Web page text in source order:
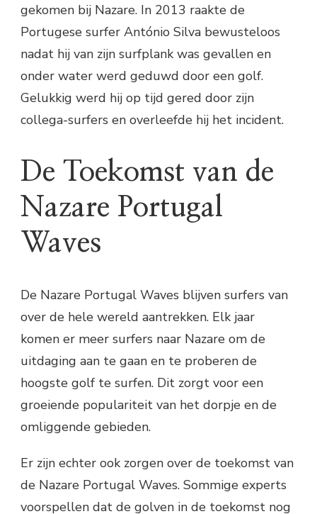
gekomen bij Nazare. In 2013 raakte de
Portugese surfer António Silva bewusteloos
nadat hij van zijn surfplank was gevallen en
onder water werd geduwd door een golf.
Gelukkig werd hij op tijd gered door zijn
collega-surfers en overleefde hij het incident.
De Toekomst van de
Nazare Portugal
Waves
De Nazare Portugal Waves blijven surfers van
over de hele wereld aantrekken. Elk jaar
komen er meer surfers naar Nazare om de
uitdaging aan te gaan en te proberen de
hoogste golf te surfen. Dit zorgt voor een
groeiende populariteit van het dorpje en de
omliggende gebieden.
Er zijn echter ook zorgen over de toekomst van
de Nazare Portugal Waves. Sommige experts
voorspellen dat de golven in de toekomst nog